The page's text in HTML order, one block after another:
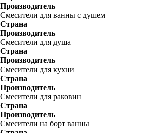
Производитель
Смесители для ванны с душем
Страна
Производитель
Смесители для душа
Страна
Производитель
Смесители для кухни
Страна
Производитель
Смесители для раковин
Страна
Производитель
Смесители на борт ванны